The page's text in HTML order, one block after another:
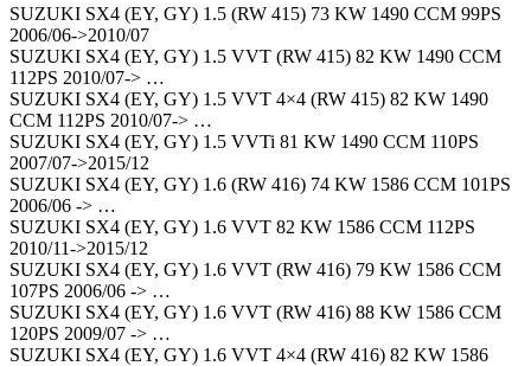
SUZUKI SX4 (EY, GY) 1.5 (RW 415) 73 KW 1490 CCM 99PS
2006/06->2010/07
SUZUKI SX4 (EY, GY) 1.5 VVT (RW 415) 82 KW 1490 CCM
112PS 2010/07-> …
SUZUKI SX4 (EY, GY) 1.5 VVT 4×4 (RW 415) 82 KW 1490
CCM 112PS 2010/07-> …
SUZUKI SX4 (EY, GY) 1.5 VVTi 81 KW 1490 CCM 110PS
2007/07->2015/12
SUZUKI SX4 (EY, GY) 1.6 (RW 416) 74 KW 1586 CCM 101PS
2006/06 -> …
SUZUKI SX4 (EY, GY) 1.6 VVT 82 KW 1586 CCM 112PS
2010/11->2015/12
SUZUKI SX4 (EY, GY) 1.6 VVT (RW 416) 79 KW 1586 CCM
107PS 2006/06 -> …
SUZUKI SX4 (EY, GY) 1.6 VVT (RW 416) 88 KW 1586 CCM
120PS 2009/07 -> …
SUZUKI SX4 (EY, GY) 1.6 VVT 4×4 (RW 416) 82 KW 1586